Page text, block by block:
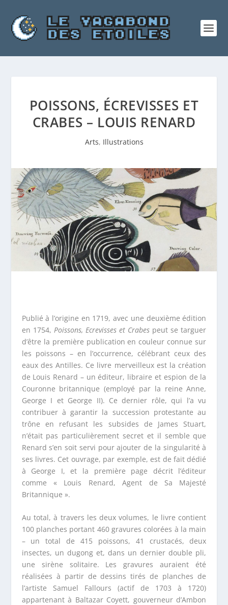
POISSONS, ÉCREVISSES ET
CRABES – LOUIS RENARD
Arts, Illustrations
Publié à l’origine en 1719, avec une deuxième édition
en 1754, Poissons, Ecrevisses et Crabes peut se targuer
d’être la première publication en couleur connue sur
les poissons – en l’occurrence, célébrant ceux des
eaux des Antilles. Ce livre merveilleux est la création
de Louis Renard – un éditeur, libraire et espion de la
Couronne britannique (employé par la reine Anne,
George I et George II). Ce dernier rôle, qui l’a vu
contribuer à garantir la succession protestante au
trône en refusant les subsides de James Stuart,
n’était pas particulièrement secret et il semble que
Renard s’en soit servi pour ajouter de la singularité à
ses livres. Cet ouvrage, par exemple, est de fait dédié
à George I, et la première page décrit l’éditeur
comme « Louis Renard, Agent de Sa Majesté
Britannique ».
Au total, à travers les deux volumes, le livre contient
100 planches portant 460 gravures colorées à la main
– un total de 415 poissons, 41 crustacés, deux
insectes, un dugong et, dans un dernier double pli,
une sirène solitaire. Les gravures auraient été
réalisées à partir de dessins tirés de planches de
l’artiste Samuel Fallours (actif de 1703 à 1720)
appartenant à Baltazar Coyett, gouverneur d’Ambon